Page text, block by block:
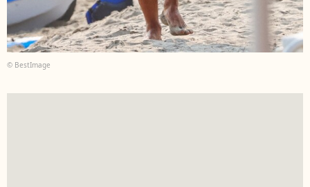
© BestImage